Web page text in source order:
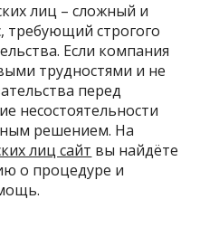
лиц – сложный и
требующий строгого
Если компания
трудностями и не
перед
несостоятельности
решением. На
лиц сайт вы найдёте
о процедуре и